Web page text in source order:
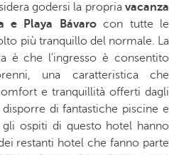
godersi la propria vacanza
e Playa Bávarocon tutte le
più tranquillo del normale. La
è che l'ingresso è consentito
una caratteristica che
e tranquillità offerti dagli
di fantastiche piscine e
ospiti di questo hotel hanno
restanti hotel che fanno parte